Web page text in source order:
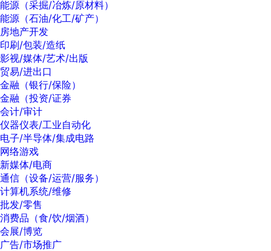
能源（采掘/冶炼/原材料）
能源（石油/化工/矿产）
房地产开发
印刷/包装/造纸
影视/媒体/艺术/出版
贸易/进出口
金融（银行/保险）
金融（投资/证券
会计/审计
仪器仪表/工业自动化
电子/半导体/集成电路
网络游戏
新媒体/电商
通信（设备/运营/服务）
计算机系统/维修
批发/零售
消费品（食/饮/烟酒）
会展/博览
广告/市场推广